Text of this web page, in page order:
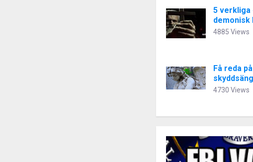
5 verkliga
demonisk
4885 Views
Få reda
4730 Views